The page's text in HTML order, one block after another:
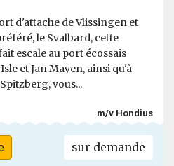
d'attache de Vlissingen et
le Svalbard, cette
escale au port écossais
et Jan Mayen, ainsi qu'à
vous...
m/v Hondius
sur demande